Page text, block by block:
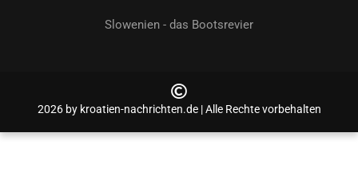
Slowenien - das Bootsrevier
2026 by kroatien-nachrichten.de | Alle Rechte vorbehalten